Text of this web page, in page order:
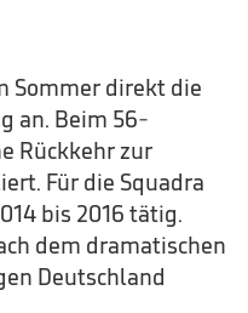
Sommer direkt die
an. Beim 56-
Rückkehr zur
Für die Squadra
bis 2016 tätig.
dem dramatischen
Deutschland